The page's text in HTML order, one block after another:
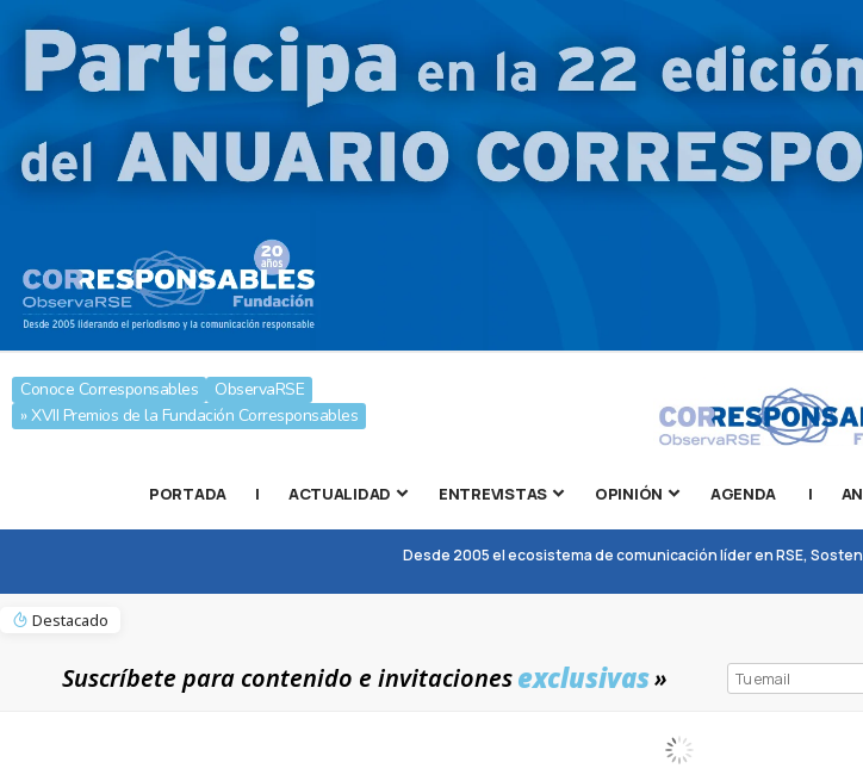
Conoce Corresponsables
ObservaRSE
» XVII Premios de la Fundación Corresponsables
PORTADA | ACTUALIDAD ENTREVISTAS OPINIÓN AGENDA |
Desde 2005 el ecosistema de comunicación líder en RSE,
Destacado
Suscríbete para contenido e invitacionesexclusivas»